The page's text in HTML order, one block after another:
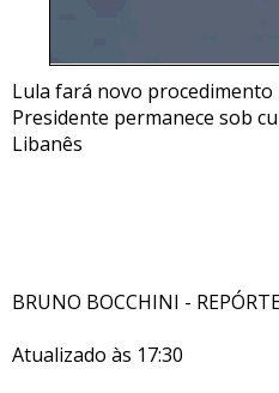
Lula fará novo procedimento
Presidente permanece sob
Libanês
BRUNO BOCCHINI -
Atualizado às 17:30